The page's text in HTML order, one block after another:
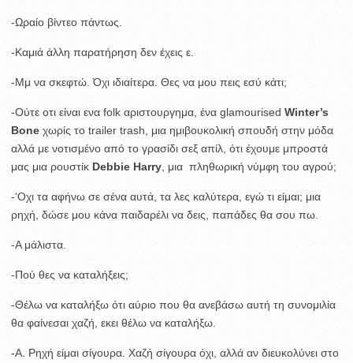
-Ωραίο βίντεο πάντως.
-Καμιά άλλη παρατήρηση δεν έχεις ε.
-Μμ να σκεφτώ. Όχι ιδιαίτερα. Θες να μου πεις εσύ κάτι;
-Ούτε οτι είναι ενα folk αριστουργημα, ένα glamourised Winter’s
Bone χωρίς το trailer trash, μια ημιβουκολική σπουδή στην μόδα
αλλά με νοτισμένο από το γρασίδι σεξ απίλ, ότι έχουμε μπροστά
μας μια ρουστίκ Debbie Harry , μια πληθωρική νύμφη του αγρού;
-‘Οχι τα αφήνω σε σένα αυτά, τα λες καλύτερα, εγώ τι είμαι; μια
ρηχή, δώσε μου κάνα παιδαρέλι να δεις, παπάδες θα σου πω.
-Α μάλιστα.
-Πού θες να καταλήξεις;
-Θέλω να καταλήξω ότι αύριο που θα ανεβάσω αυτή τη συνομιλία
θα φαίνεσαι χαζή, εκει θέλω να καταλήξω.
-Α. Ρηχή είμαι σίγουρα. Χαζή σίγουρα όχι, αλλά αν διευκολύνει στο